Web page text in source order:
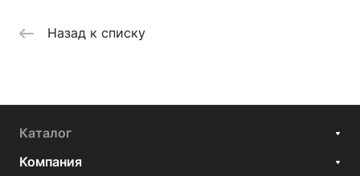
Назад к списку
Каталог
Компания